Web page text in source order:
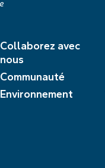
Collaborez avec
nous
Communauté
Environnement